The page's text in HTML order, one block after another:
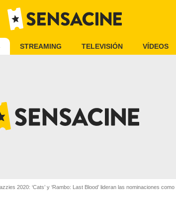
STREAMING TELEVISIÓN VÍDEOS
2020: ‘Cats’ y ‘Rambo: Last Blood’ lideran las nominaciones